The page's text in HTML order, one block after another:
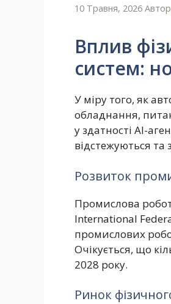
10 Травня, 2026 Автор
Вплив
систем:
У міру того, як
обладнання,
у здатності AI-
відстежуються
Розвиток
Промислова
International
промислових
Очікується, що
2028 року.
Ринок